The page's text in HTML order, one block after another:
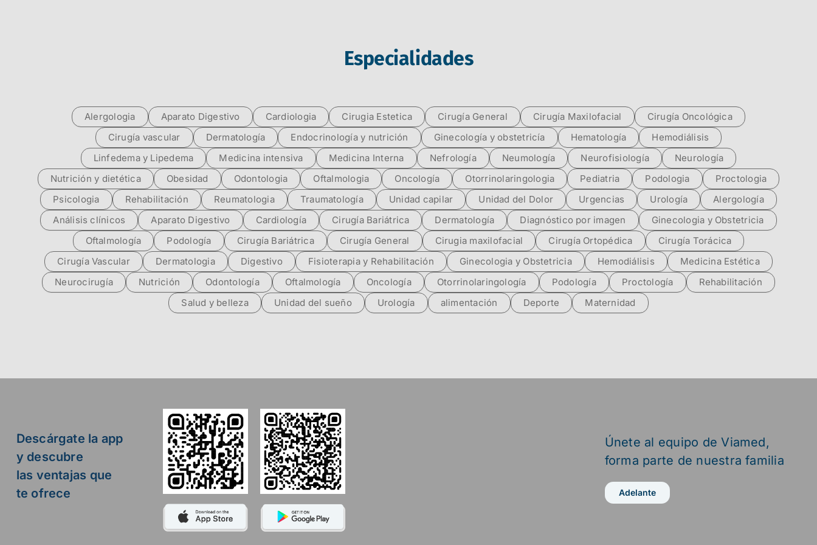
Especialidades
Alergologia Aparato Digestivo Cardiologia Cirugia Estetica Cirugía General Cirugía Maxilofacial
Cirugía Oncológica
Cirugía vascular
Dermatología Endocrinología y nutrición Ginecología y obstetricía Hematología
Hemodiálisis
Linfedema y Lipedema
Medicina intensiva Medicina Interna Nefrología Neumología Neurofisiología
Neurología
Nutrición y dietética
Obesidad Odontologia Oftalmologia Oncología Otorrinolaringologia Pediatria Podologia
Proctologia
Psicologia
Rehabilitación Reumatologia Traumatología Unidad capilar Unidad del Dolor Urgencias Urología
Alergología
Análisis clínicos
Aparato Digestivo Cardiología Cirugía Bariátrica Dermatología Diagnóstico por imagen
Ginecologia y Obstetricia
Oftalmología
Podología Cirugía Bariátrica Cirugía General Cirugia maxilofacial Cirugía Ortopédica
Cirugía Torácica
Cirugía Vascular
Dermatologia Digestivo Fisioterapia y Rehabilitación Ginecologia y Obstetricia Hemodiálisis
Medicina Estética
Neurocirugía
Nutrición Odontología Oftalmología Oncología Otorrinolaringología Podología Proctología
Rehabilitación
Salud y belleza
Unidad del sueño Urología alimentación Deporte Maternidad
Descárgate la app
y descubre
las ventajas que
te ofrece
Únete al equipo de Viamed,
forma parte de nuestra familia
Adelante